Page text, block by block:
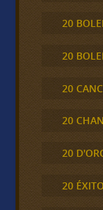
20
20
20
20
20
20